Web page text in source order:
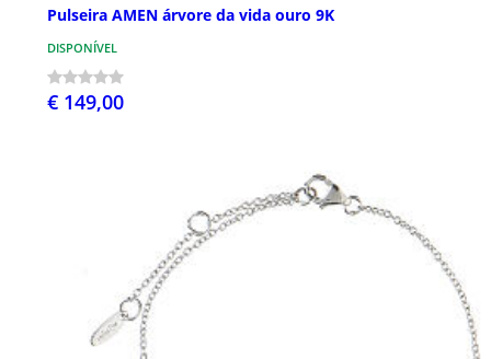
Pulseira AMEN árvore da vida ouro 9K
DISPONÍVEL
€ 149,00